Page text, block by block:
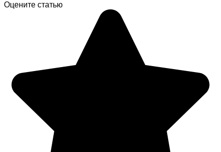
Оцените статью